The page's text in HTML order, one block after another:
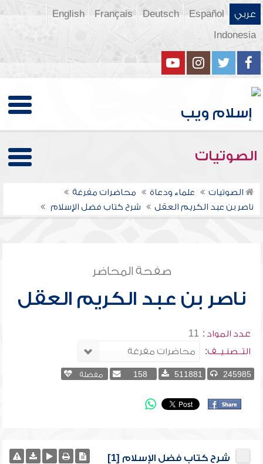
عربي Español
Deutsch
Français
English
Indonesia
الصوتيات
الصوتيات علماء ودعاة
محاضرات مفرغة
ناصر بن عبد الكريم العقل
شرح كتاب فضل الإسلام
صفحة المحاضر
ناصر بن عبد الكريم العقل
عدد المواد : 11
التــصنـيــف:
245985
511881
158 مفضلة
شرح كتاب فضل الإسلام [1]